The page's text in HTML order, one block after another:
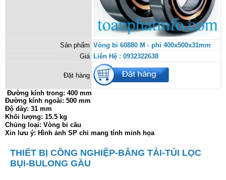
Sản phẩm Vòng bi 60880 M - phi 400x500x31mm
Giá Liên Hệ : 0932322638
Đặt hàng
Đường kính trong: 400 mm
Đường kính ngoài: 500 mm
Độ dày: 31 mm
Khối lượng: 15.5 kg
Chủng loại: Vòng bi cầu
Xin lưu ý: Hình ảnh SP chỉ mang tính minh họa
THIẾT BỊ CÔNG NGHIỆP-BĂNG TẢI-TÚI LỌC
BỤI-BULONG GẦU